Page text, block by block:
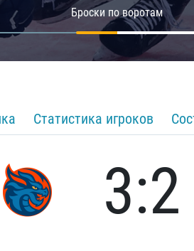
Броски по воротам
Статистика игроков
3:2